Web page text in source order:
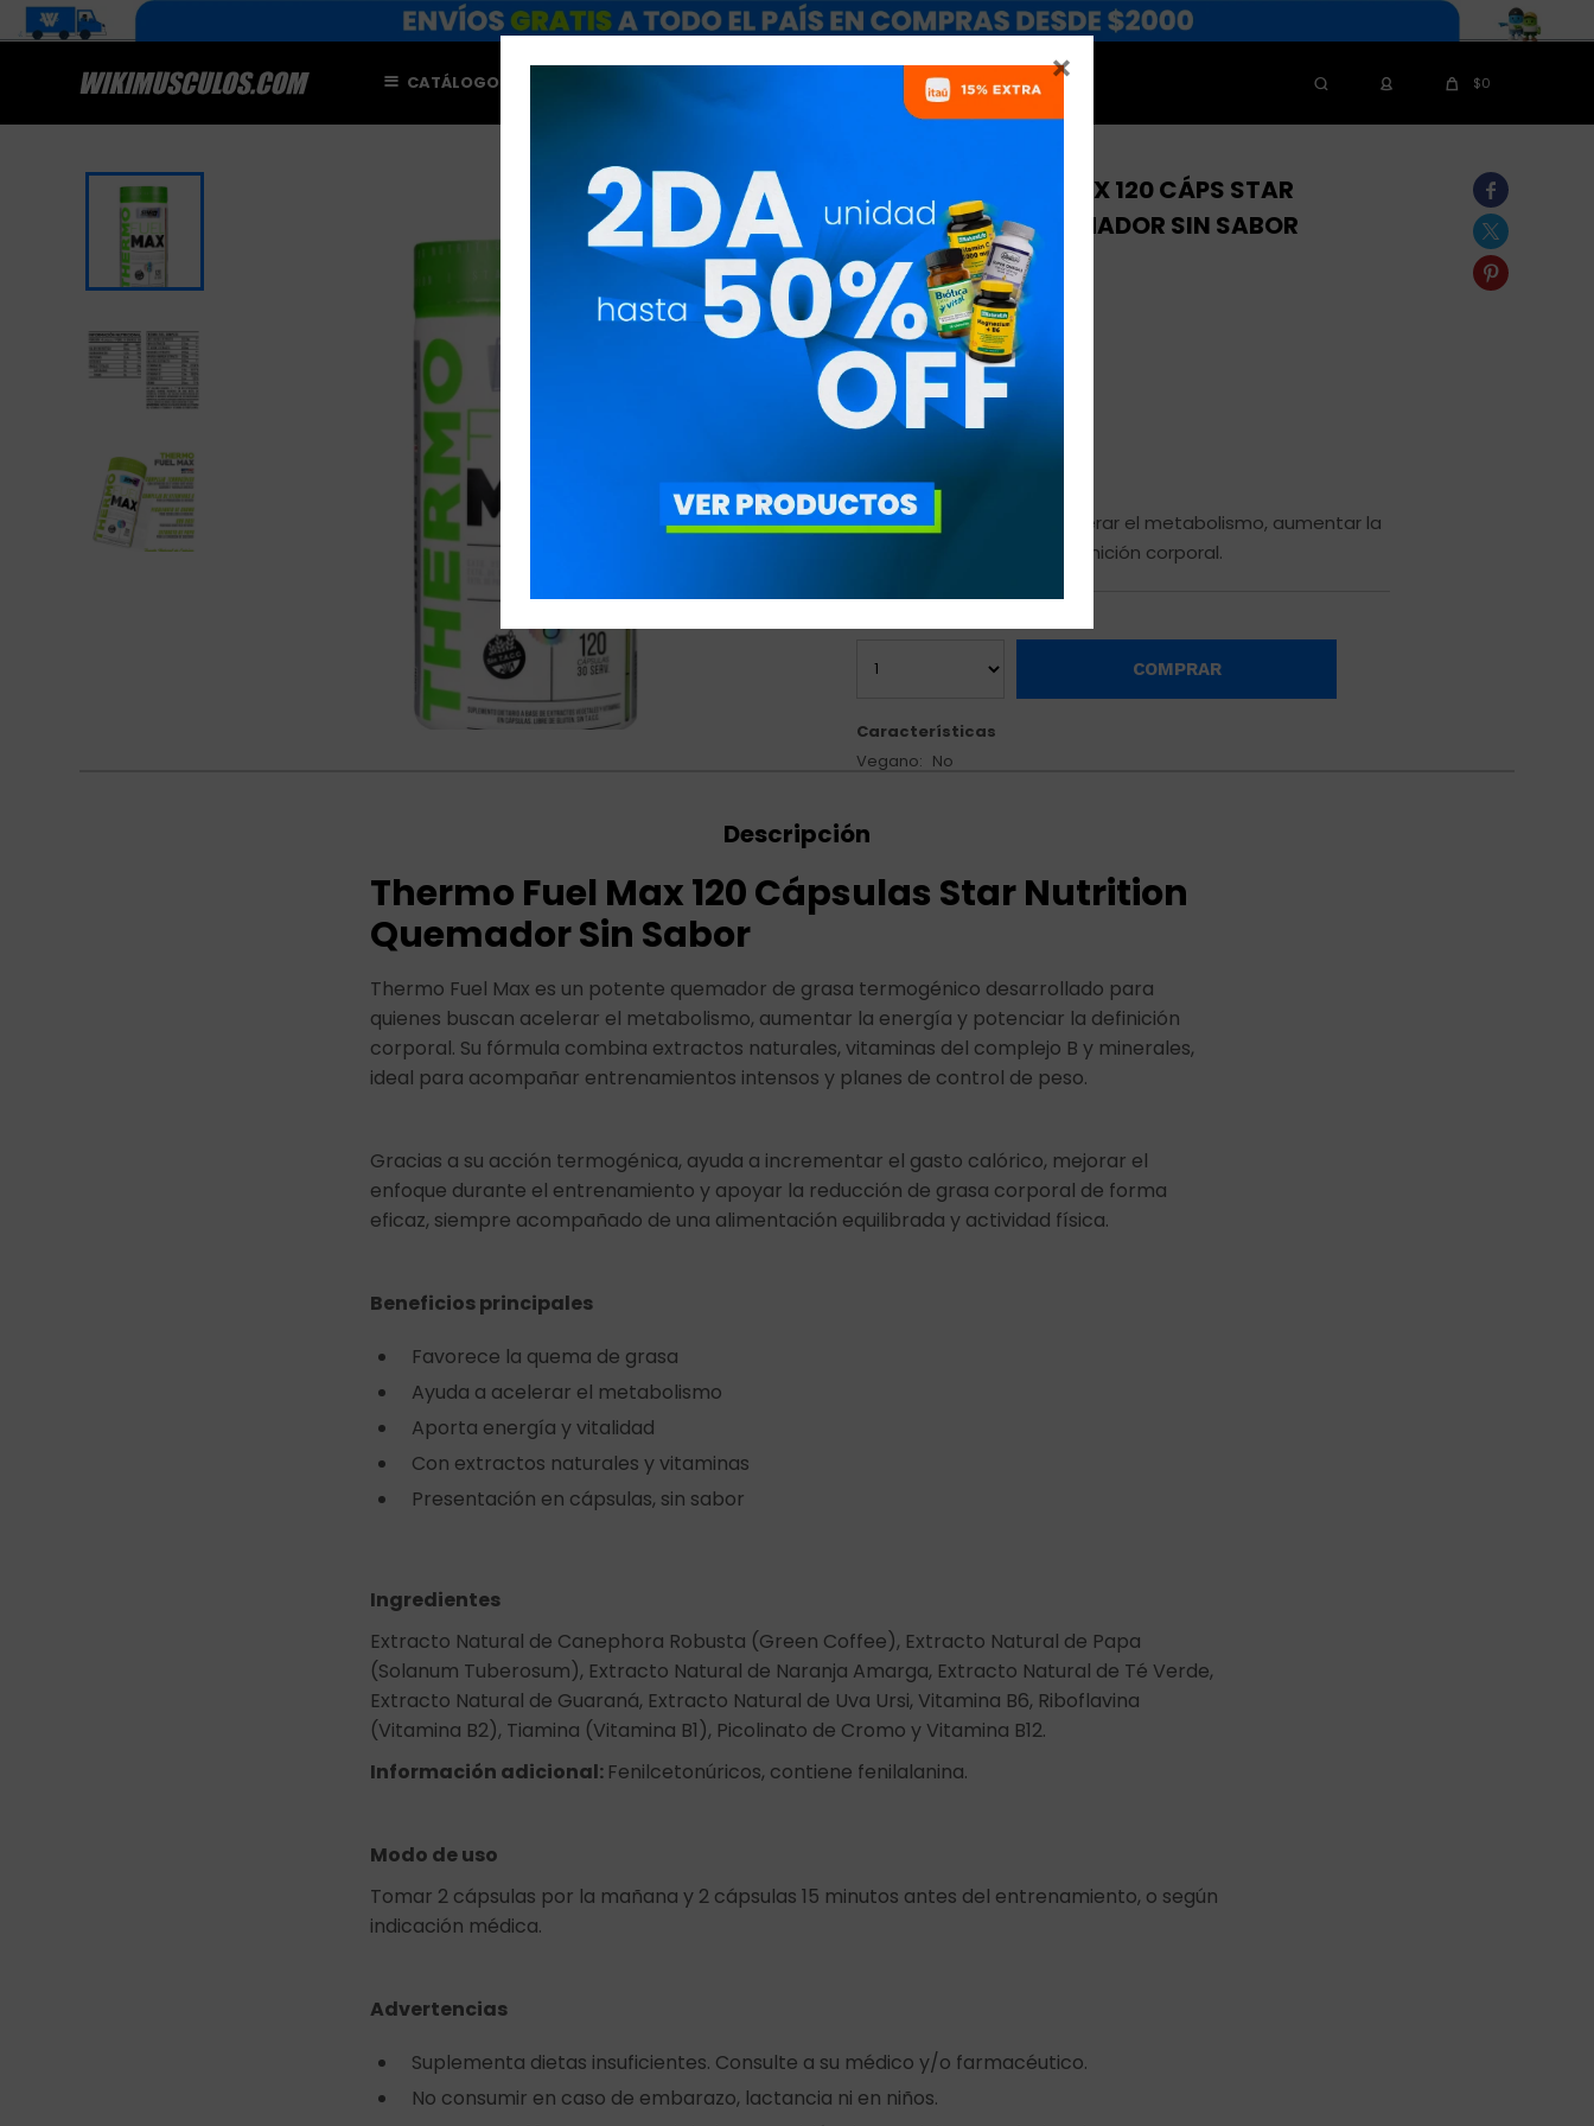

CATÁLOGO NUTRICIONISTAS $0



THERMO FUEL MAX 120 CÁPS STAR
NUTRITION QUEMADOR SIN SABOR
STA87876STA87876
$2.580
$2.193
Para quienes buscan acelerar el metabolismo, aumentar la
energía y potenciar la definición corporal.
COMPRAR
Características
Vegano
No
Descripción
Thermo Fuel Max 120 Cápsulas Star Nutrition
Quemador Sin Sabor
Thermo Fuel Max es un potente quemador de grasa termogénico desarrollado para
quienes buscan acelerar el metabolismo, aumentar la energía y potenciar la definición
corporal. Su fórmula combina extractos naturales, vitaminas del complejo B y minerales,
ideal para acompañar entrenamientos intensos y planes de control de peso.
Gracias a su acción termogénica, ayuda a incrementar el gasto calórico, mejorar el
enfoque durante el entrenamiento y apoyar la reducción de grasa corporal de forma
eficaz, siempre acompañado de una alimentación equilibrada y actividad física.
Beneficios principales
Favorece la quema de grasa
Ayuda a acelerar el metabolismo
Aporta energía y vitalidad
Con extractos naturales y vitaminas
Presentación en cápsulas, sin sabor
Ingredientes
Extracto Natural de Canephora Robusta (Green Coffee), Extracto Natural de Papa
(Solanum Tuberosum), Extracto Natural de Naranja Amarga, Extracto Natural de Té Verde,
Extracto Natural de Guaraná, Extracto Natural de Uva Ursi, Vitamina B6, Riboflavina
(Vitamina B2), Tiamina (Vitamina B1), Picolinato de Cromo y Vitamina B12.
Información adicional: Fenilcetonúricos, contiene fenilalanina.
Modo de uso
Tomar 2 cápsulas por la mañana y 2 cápsulas 15 minutos antes del entrenamiento, o según
indicación médica.
Advertencias
Suplementa dietas insuficientes. Consulte a su médico y/o farmacéutico.
No consumir en caso de embarazo, lactancia ni en niños.